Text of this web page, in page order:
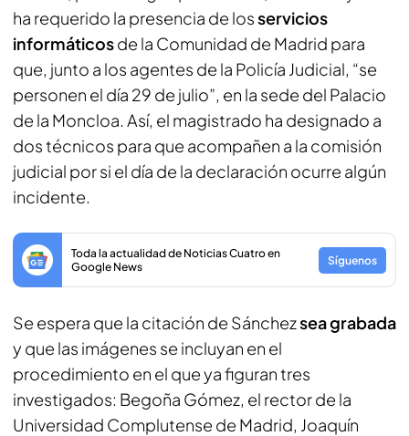
ha requerido la presencia de losservicios
informáticosde la Comunidad de Madrid para
que, junto a los agentes de la Policía Judicial, “se
personen el día 29 de julio”, en la sede del Palacio
de la Moncloa. Así, el magistrado ha designado a
dos técnicos para que acompañen a la comisión
judicial por si el día de la declaración ocurre algún
incidente.
Toda la actualidad de Noticias Cuatro en
Google News
Síguenos
Se espera que la citación de Sánchezsea grabada
y que las imágenes se incluyan en el
procedimiento en el que ya figuran tres
investigados: Begoña Gómez, el rector de la
Universidad Complutense de Madrid, Joaquín